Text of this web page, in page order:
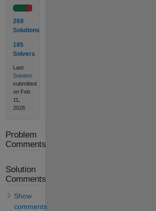
269
Solutions
185
Solvers
Last
Solution
submitted
on Feb
11,
2026
Problem
Comments
Solution
Comments
Show
comments